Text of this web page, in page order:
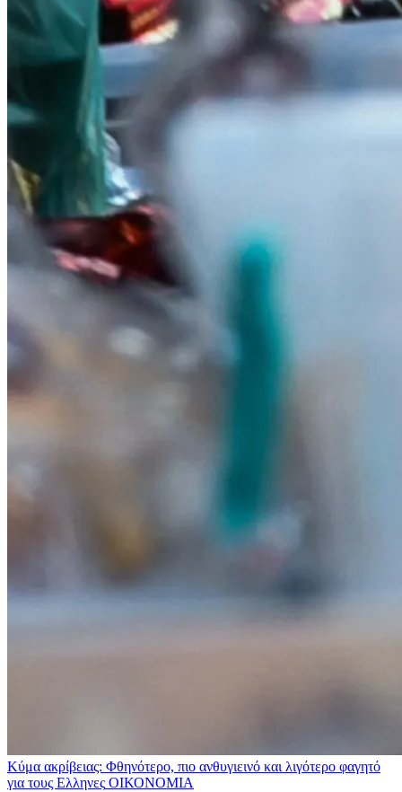
Κύμα ακρίβειας: Φθηνότερο, πιο ανθυγιεινό και λιγότερο φαγητό
για τους Ελληνες ΟΙΚΟΝΟΜΙΑ